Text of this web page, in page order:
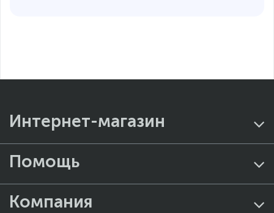
Интернет-магазин
Помощь
Компания